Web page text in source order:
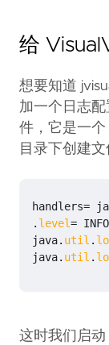
给
想要知道
加一个日志
件，它是一
目录下创建文
handlers=
. level= INFO
java. util .
java. util .
这时我们启动